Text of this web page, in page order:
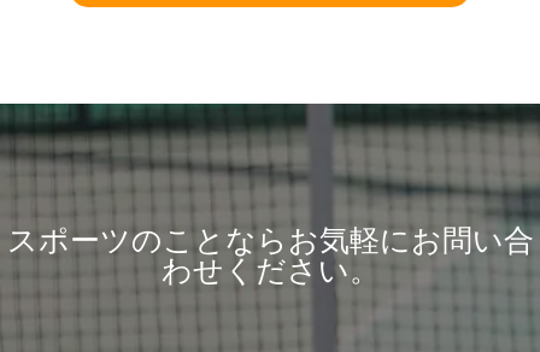
スポーツのことならお気軽にお問い合
わせください。